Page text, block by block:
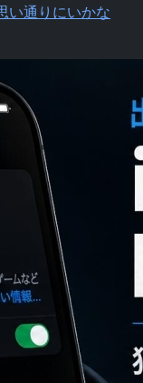
い通りにいかな